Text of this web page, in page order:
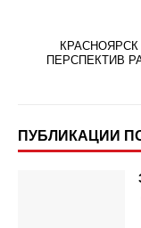
ПЕРСПЕКТИВ
ПУБЛИКАЦИИ